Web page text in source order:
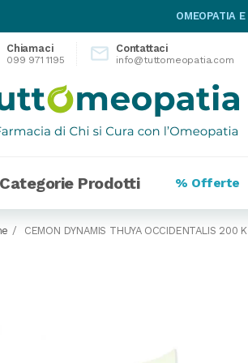
OMEOPATIA
Chiamaci
099 971 1195  Contattaci
info@tuttomeopatia.com
Categorie Prodotti % Offerte
CEMON DYNAMIS THUYA OCCIDENTALIS 200